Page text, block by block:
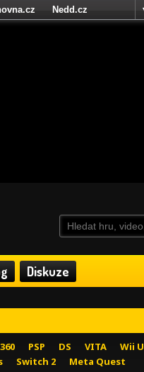
Diskuze
PSP DS VITA Wii U
Switch 2 Meta Quest
Nedd.cz